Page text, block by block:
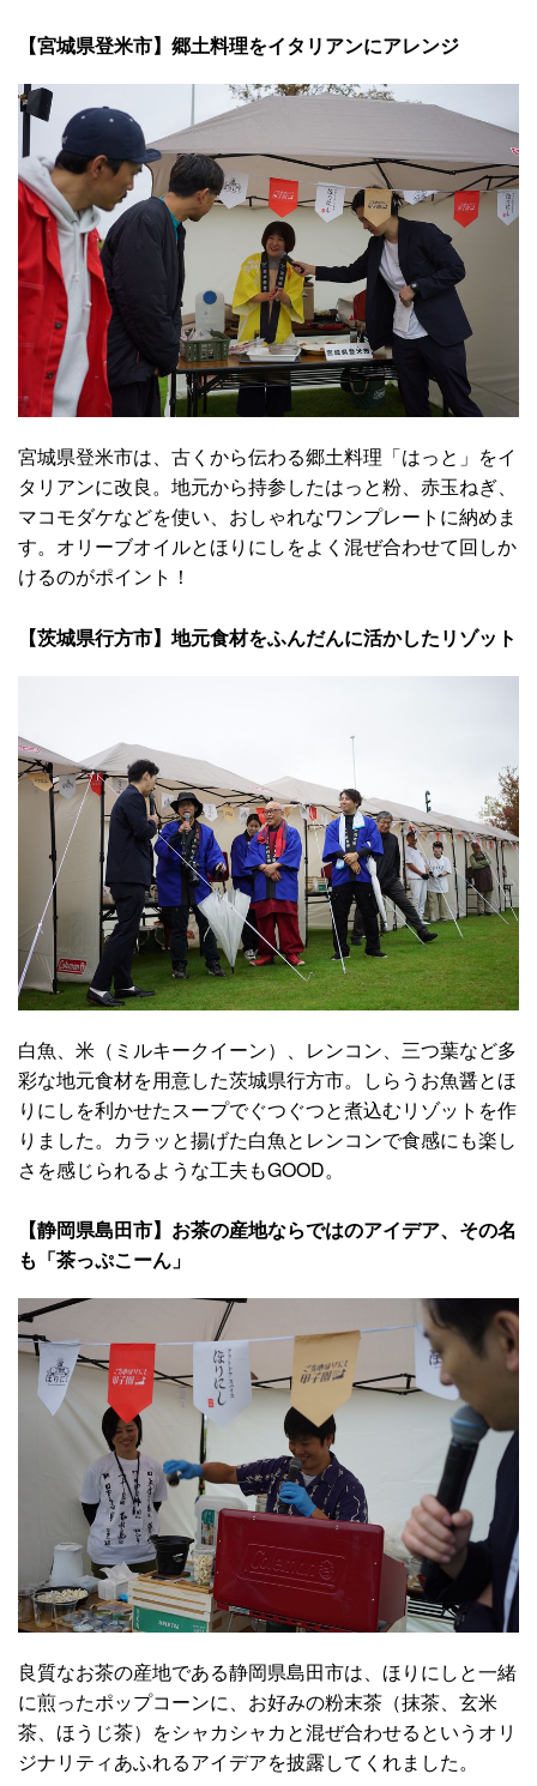
【宮城県登米市】郷土料理をイタリアンにアレンジ
宮城県登米市は、古くから伝わる郷土料理「はっと」をイ
タリアンに改良。地元から持参したはっと粉、赤玉ねぎ、
マコモダケなどを使い、おしゃれなワンプレートに納めま
す。オリーブオイルとほりにしをよく混ぜ合わせて回しか
けるのがポイント！
【茨城県行方市】地元食材をふんだんに活かしたリゾット
白魚、米（ミルキークイーン）、レンコン、三つ葉など多
彩な地元食材を用意した茨城県行方市。しらうお魚醤とほ
りにしを利かせたスープでぐつぐつと煮込むリゾットを作
りました。カラッと揚げた白魚とレンコンで食感にも楽し
さを感じられるような工夫もGOOD。
【静岡県島田市】お茶の産地ならではのアイデア、その名
も「茶っぷこーん」
良質なお茶の産地である静岡県島田市は、ほりにしと一緒
に煎ったポップコーンに、お好みの粉末茶（抹茶、玄米
茶、ほうじ茶）をシャカシャカと混ぜ合わせるというオリ
ジナリティあふれるアイデアを披露してくれました。